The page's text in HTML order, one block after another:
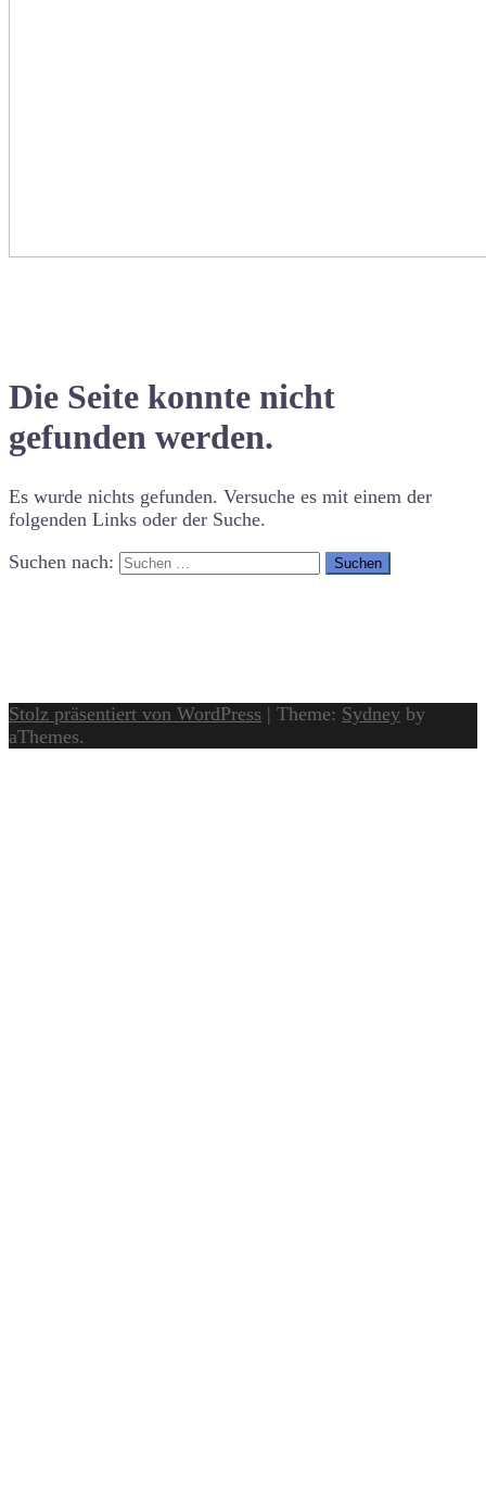
Die Seite konnte nicht
gefunden werden.
Es wurde nichts gefunden. Versuche es mit einem der
folgenden Links oder der Suche.
Suchen nach:
Stolz präsentiert von WordPress | Theme: Sydney by
aThemes.